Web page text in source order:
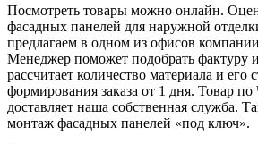
Посмотреть товары можно онлайн.
фасадных панелей для наружной
предлагаем в одном из офисов
Менеджер поможет подобрать фактуру
рассчитает количество материала и его
формирования заказа от 1 дня. Товар
доставляет наша собственная служба.
монтаж фасадных панелей «под ключ».